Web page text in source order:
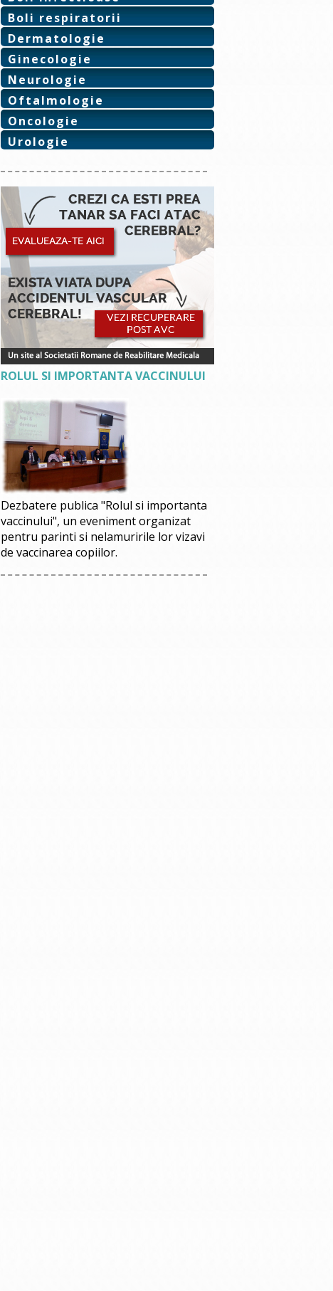
Boli respiratorii
Dermatologie
Ginecologie
Neurologie
Oftalmologie
Oncologie
Urologie
ROLUL SI IMPORTANTA VACCINULUI
Dezbatere publica "Rolul si importanta
vaccinului", un eveniment organizat
pentru parinti si nelamuririle lor vizavi
de vaccinarea copiilor.